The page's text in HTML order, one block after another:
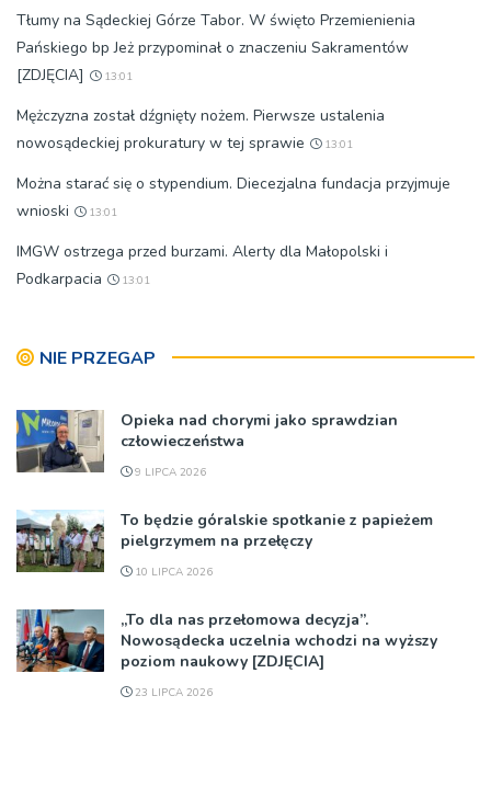
Tłumy na Sądeckiej Górze Tabor. W święto Przemienienia
Pańskiego bp Jeż przypominał o znaczeniu Sakramentów
[ZDJĘCIA]
13:01
Mężczyzna został dźgnięty nożem. Pierwsze ustalenia
nowosądeckiej prokuratury w tej sprawie
13:01
Można starać się o stypendium. Diecezjalna fundacja przyjmuje
wnioski
13:01
IMGW ostrzega przed burzami. Alerty dla Małopolski i
Podkarpacia
13:01
NIE PRZEGAP
Opieka nad chorymi jako sprawdzian
człowieczeństwa
9 LIPCA 2026
To będzie góralskie spotkanie z papieżem
pielgrzymem na przełęczy
10 LIPCA 2026
„To dla nas przełomowa decyzja”.
Nowosądecka uczelnia wchodzi na wyższy
poziom naukowy [ZDJĘCIA]
23 LIPCA 2026